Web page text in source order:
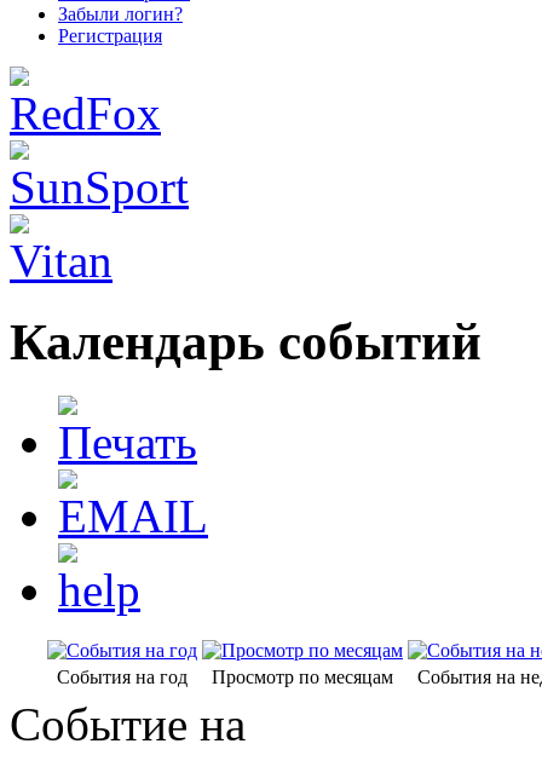
Забыли логин?
Регистрация
Календарь событий
События на год Просмотр по месяцам События на
Событие на